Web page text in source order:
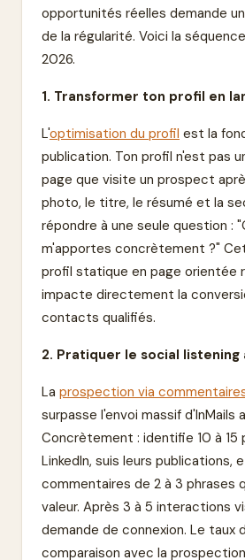
opportunités réelles demande
de la régularité. Voici la
2026.
1. Transformer ton profil en
L'optimisation du profil est la
publication. Ton profil n'est pas
page que visite un prospect
photo, le titre, le résumé et la
répondre à une seule question :
m'apportes concrètement ?"
profil statique en page orientée
impacte directement la
contacts qualifiés.
2. Pratiquer le social
La prospection via
surpasse l'envoi massif d'InMails
Concrètement : identifie 10 à
LinkedIn, suis leurs publications,
commentaires de 2 à 3 phrases
valeur. Après 3 à 5 interactions
demande de connexion. Le taux
comparaison avec la